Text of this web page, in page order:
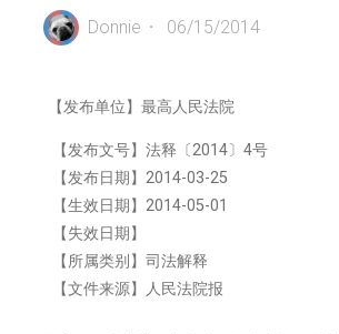
Donnie 06/15/2014
【发布单位】最高人民法院
【发布文号】法释〔2014〕4号
【发布日期】2014-03-25
【生效日期】2014-05-01
【失效日期】
【所属类别】司法解释
【文件来源】人民法院报